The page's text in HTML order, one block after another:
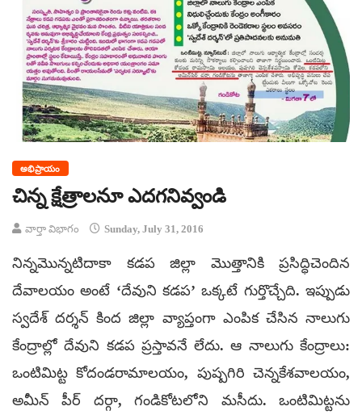
అభిప్రాయం
చిన్న క్షేత్రాలనూ ఎదగనివ్వండి
వార్తా విభాగం Sunday, July 31, 2016
నిన్నమొన్నటిదాకా కడప జిల్లా మొత్తానికి ప్రసిద్ధిచెందిన
దేవాలయం అంటే ‘దేవుని కడప’ ఒక్కటే గుర్తొచ్చేది. ఇప్పుడు
స్వదేశ్ దర్శన్ కింద జిల్లా వ్యాప్తంగా ఎంపిక చేసిన నాలుగు
కేంద్రాల్లో దేవుని కడప ప్రస్తావనే లేదు. ఆ నాలుగు కేంద్రాలు:
ఒంటిమిట్ట కోదండరామాలయం, పుష్పగిరి చెన్నకేశవాలయం,
అమీన్ పీర్ దర్గా, గండికోటలోని మసీదు. ఒంటిమిట్టను